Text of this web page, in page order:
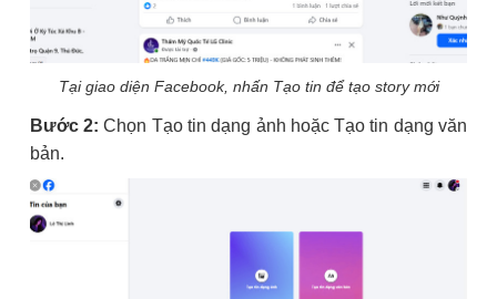
Tại giao diện Facebook, nhấn Tạo tin để tạo story mới
Bước 2: Chọn Tạo tin dạng ảnh hoặc Tạo tin dạng văn
bản.